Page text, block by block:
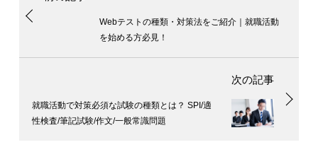
Webテストの種類・対策法をご紹介｜就職活動
を始める方必見！
就職活動で対策必須な試験の種類とは？ SPI/適
性検査/筆記試験/作文/一般常識問題